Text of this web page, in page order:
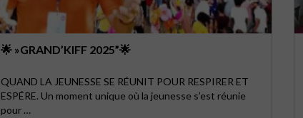
🌟 »GRAND’KIFF 2025”🌟
QUAND LA JEUNESSE SE RÉUNIT POUR RESPIRER ET
ESPÉRE. Un moment unique où la jeunesse s’est réunie
pour …